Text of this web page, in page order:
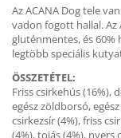
Az ACANA Dog tele
vadon fogott hallal. Az
gluténmentes, és
legtöbb speciális
ÖSSZETÉTEL:
Friss csirkehús (16%),
egész zöldborsó,
csirkezsír (4%), friss
(4%), tojás (4%), nyers